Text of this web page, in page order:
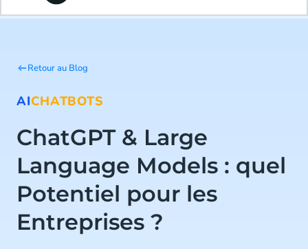
Retour au Blog
AICHATBOTS
ChatGPT & Large
Language Models : quel
Potentiel pour les
Entreprises ?